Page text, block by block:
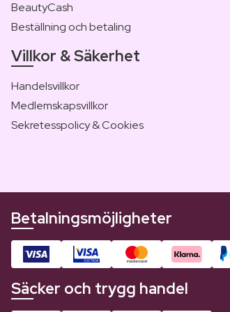
BeautyCash
Beställning och betaling
Villkor & Säkerhet
Handelsvillkor
Medlemskapsvillkor
Sekretesspolicy & Cookies
Betalningsmöjligheter
Säcker och trygg handel